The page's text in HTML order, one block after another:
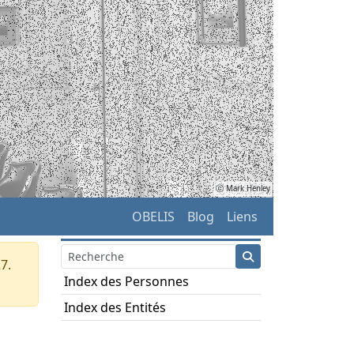
ⓒ Mark Henley
OBELIS Blog Liens
Index des Personnes
Index des Entités